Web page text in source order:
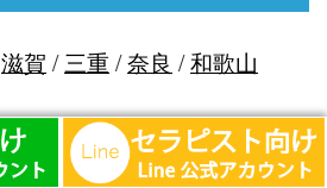
滋賀 /三重 /奈良 /和歌山
中国エリア